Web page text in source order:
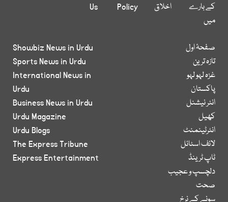
کے بارے
میں
اخلاق
Policy
Us
صفحۂ اول
تازہ ترین
غزہ لہو لہو
پاکستان
انٹر نیشنل
کھیل
انٹرٹینمنٹ
لائف اسٹائل
ٹاپ ٹرینڈ
دلچسپ و عجیب
صحت
سونے کے نرخ
Showbiz News in Urdu
Sports News in Urdu
International News in
Urdu
Business News in Urdu
Urdu Magazine
Urdu Blogs
The Express Tribune
Express Entertainment